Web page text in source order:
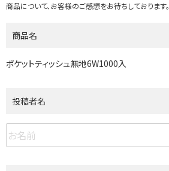
商品について、お客様のご感想をお待ちしております。
商品名
ポケットティッシュ無地6W1000入
投稿者名